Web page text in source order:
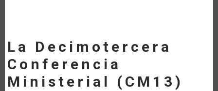
La Decimotercera
Conferencia
Ministerial (CM13)